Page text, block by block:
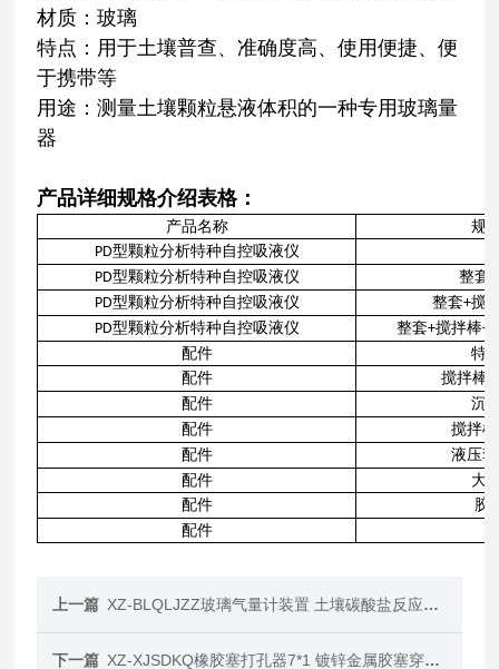
材质：玻璃
特点：用于土壤普查、准确度高、使用便捷、便
于携带等
用途：测量土壤颗粒悬液体积的一种专用玻璃量
器
产品详细规格介绍表格：
产品名称
规
PD型颗粒分析特种自控吸液仪
PD型颗粒分析特种自控吸液仪 整套
PD型颗粒分析特种自控吸液仪 整套+搅
PD型颗粒分析特种自控吸液仪 整套+搅拌棒+
配件
特
配件
搅拌棒
配件
沉
配件
搅拌棒
配件
液压
配件
大
配件
胶
配件
上一篇 XZ-BLQLJZZ玻璃气量计装置 土壤碳酸盐反应GB9835-88
下一篇 XZ-XJSDKQ橡胶塞打孔器7*1 镀锌金属胶塞穿孔器4*1